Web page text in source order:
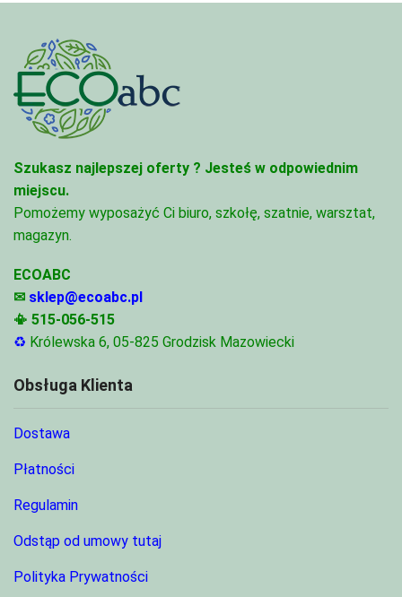
Szukasz najlepszej oferty ? Jesteś w odpowiednim
miejscu.
Pomożemy wyposażyć Ci biuro, szkołę, szatnie, warsztat,
magazyn.
ECOABC
✉ sklep@ecoabc.pl
📳 515-056-515
♻ Królewska 6, 05-825 Grodzisk Mazowiecki
Obsługa Klienta
Dostawa
Płatności
Regulamin
Odstąp od umowy tutaj
Polityka Prywatności